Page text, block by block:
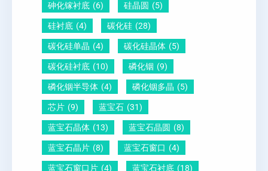
砷化镓衬底 (6) 硅晶圆 (5)
硅衬底 (4) 碳化硅 (28)
碳化硅单晶 (4) 碳化硅晶体 (5)
碳化硅衬底 (10) 磷化铟 (9)
磷化铟半导体 (4) 磷化铟多晶 (5)
芯片 (9) 蓝宝石 (31)
蓝宝石晶体 (13) 蓝宝石晶圆 (8)
蓝宝石晶片 (8) 蓝宝石窗口 (4)
蓝宝石窗口片 (4) 蓝宝石衬底 (18)